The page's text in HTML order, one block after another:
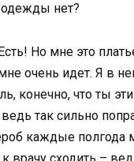
нет?
Но мне это
очень идет. Я в
конечно, что ты
так сильно
каждые полгода
врачу сходить –